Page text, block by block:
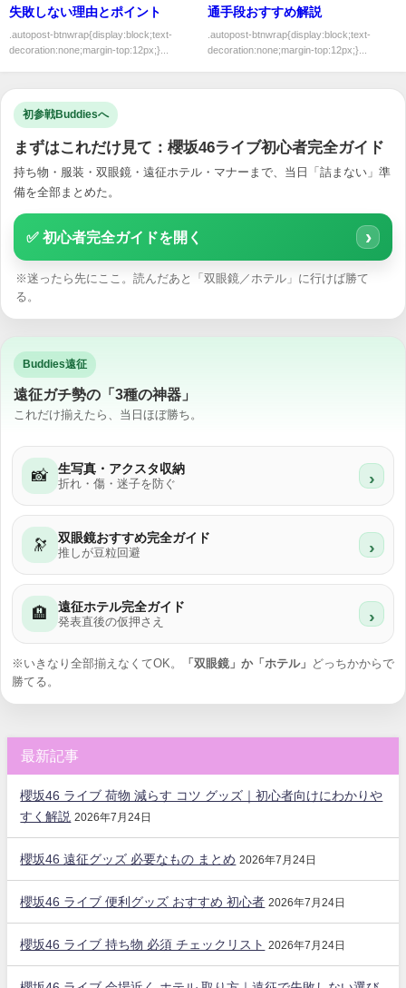
失敗しない理由とポイント
.autopost-btnwrap{display:block;text-
decoration:none;margin-top:12px;}...
通手段おすすめ解説
.autopost-btnwrap{display:block;text-
decoration:none;margin-top:12px;}...
初参戦Buddiesへ
まずはこれだけ見て：櫻坂46ライブ初心者完全ガイド
持ち物・服装・双眼鏡・遠征ホテル・マナーまで、当日「詰まない」準
備を全部まとめた。
✅ 初心者完全ガイドを開く ›
※迷ったら先にここ。読んだあと「双眼鏡／ホテル」に行けば勝て
る。
Buddies遠征
遠征ガチ勢の「3種の神器」
これだけ揃えたら、当日ほぼ勝ち。
📸 生写真・アクスタ収納
折れ・傷・迷子を防ぐ ›
🔭 双眼鏡おすすめ完全ガイド
推しが豆粒回避 ›
🏨 遠征ホテル完全ガイド
発表直後の仮押さえ ›
※いきなり全部揃えなくてOK。 「双眼鏡」か「ホテル」
どっちかからで
勝てる。
最新記事
櫻坂46 ライブ 荷物 減らす コツ グッズ｜初心者向けにわかりや
すく解説 2026年7月24日
櫻坂46 遠征グッズ 必要なもの まとめ 2026年7月24日
櫻坂46 ライブ 便利グッズ おすすめ 初心者 2026年7月24日
櫻坂46 ライブ 持ち物 必須 チェックリスト 2026年7月24日